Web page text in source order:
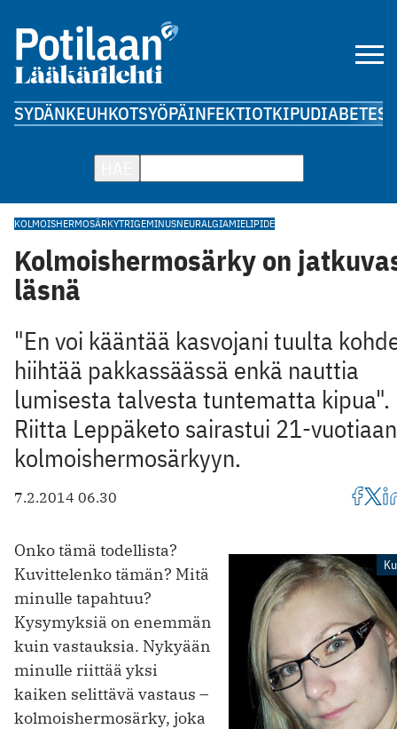
SYDÄNKEUHKOTSYÖPÄINFEKTIOTKIPUDIABETES
KOLMOISHERMOSÄRKYTRIGEMINUSNEURALGIAMIELIPIDE
Kolmoishermosärky on
läsnä
"En voi kääntää kasvojani tuulta
hiihtää pakkassäässä enkä nauttia
lumisesta talvesta tuntematta kipua".
Riitta Leppäketo sairastui 21-
kolmoishermosärkyyn.
7.2.2014 06.30
Onko tämä todellista?
Kuvittelenko tämän? Mitä
minulle tapahtuu?
Kysymyksiä on enemmän
kuin vastauksia. Nykyään
minulle riittää yksi
kaiken selittävä vastaus –
kolmoishermosärky, joka